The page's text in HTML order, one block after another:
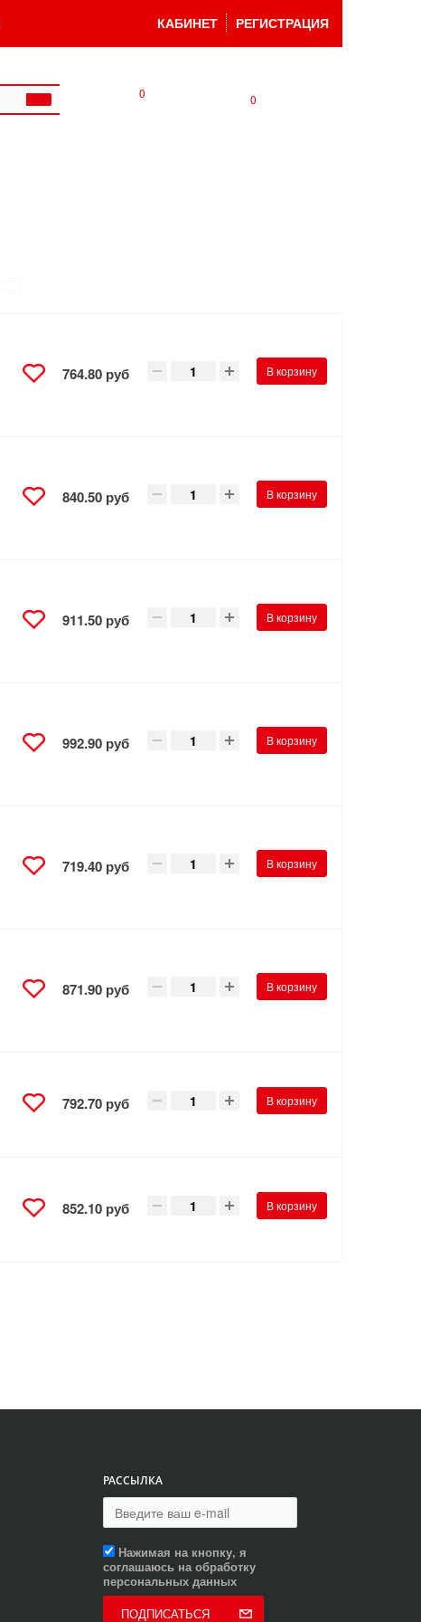
КАБИНЕТ РЕГИСТРАЦИЯ
0 0
764.80 руб В корзину
840.50 руб В корзину
911.50 руб В корзину
992.90 руб В корзину
719.40 руб В корзину
871.90 руб В корзину
792.70 руб В корзину
852.10 руб В корзину
РАССЫЛКА
Нажимая на кнопку, я
соглашаюсь на обработку
персональных данных
ПОДПИСАТЬСЯ